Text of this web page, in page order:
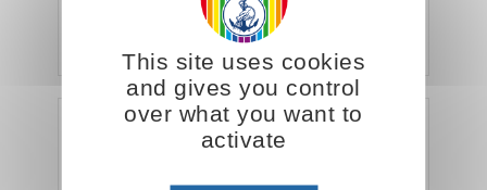
26.00CHF
La sessualità forza del cielo
This site uses cookies
and gives you control
over what you want to
activate